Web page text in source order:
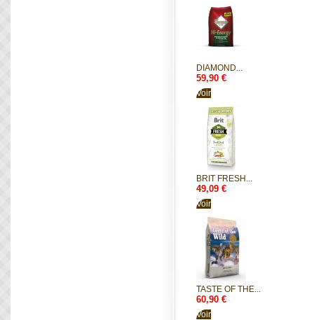
DIAMOND...
59,90 €
Voir
BRIT FRESH...
49,09 €
Voir
TASTE OF THE...
60,90 €
Voir